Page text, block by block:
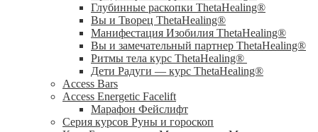
Глубинные раскопки ThetaHealing®
Вы и Творец ThetaHealing®
Манифестация Изобилия ThetaHealing®
Вы и замечательный партнер ThetaHealing®
Ритмы тела курс ThetaHealing®
Дети Радуги — курс ThetaHealing®
Access Bars
Access Energetic Facelift
Марафон Фейслифт
Серия курсов Руны и гороскоп